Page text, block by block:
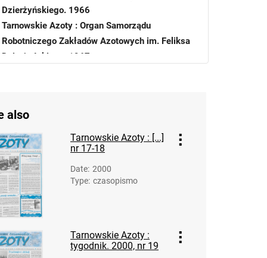
Dzierżyńskiego. 1966
Tarnowskie Azoty : Organ Samorządu
Robotniczego Zakładów Azotowych im. Feliksa
Dzierżyńskiego. 1967
Tarnowskie Azoty : Organ Samorządu
Robotniczego Zakładów Azotowych im. Feliksa
Dzierżyńskiego. 1969
Tarnowskie Azoty : Organ Samorządu
Robotniczego Zakładów Azotowych im. Feliksa
Dzierżyńskiego. 1970
Tarnowskie Azoty : Organ Samorządu
Dzierżyńskiego. 1971
also
Tarnowskie Azoty : [...]
nr 17-18
Date: 2000
Type: czasopismo
Tarnowskie Azoty :
tygodnik. 2000, nr 19